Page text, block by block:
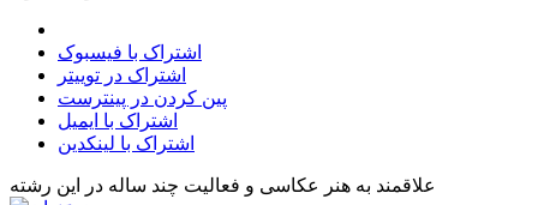
اشتراک با فیسبوک
اشتراک در توییتر
پین کردن در پینترست
اشتراک با ایمیل
اشتراک با لینکدین
علاقمند به هنر عکاسی و فعالیت چند ساله در این رشته